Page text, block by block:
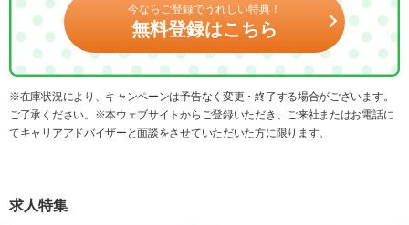
今ならご登録でうれしい特典！
無料登録はこちら
※在庫状況により、キャンペーンは予告なく変更・終了する場合がございます。
ご了承ください。※本ウェブサイトからご登録いただき、ご来社またはお電話に
てキャリアアドバイザーと面談をさせていただいた方に限ります。
求人特集